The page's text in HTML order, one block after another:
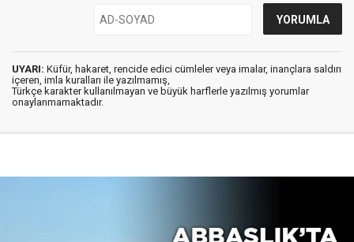
UYARI: Küfür, hakaret, rencide edici cümleler veya imalar, inançlara saldırı
içeren, imla kuralları ile yazılmamış,
Türkçe karakter kullanılmayan ve büyük harflerle yazılmış yorumlar
onaylanmamaktadır.